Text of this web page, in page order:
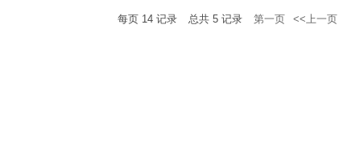
每页 14 记录 总共 5 记录 第一页 <<上一页